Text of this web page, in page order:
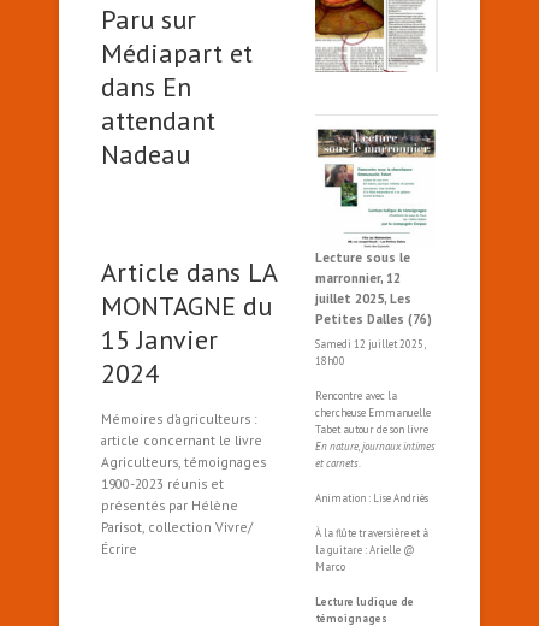
Paru sur
Médiapart et
dans En
attendant
Nadeau
Article dans LA
MONTAGNE du
15 Janvier
2024
Mémoires d’agriculteurs :
article concernant le livre
Agriculteurs, témoignages
1900-2023 réunis et
présentés par Hélène
Parisot, collection Vivre/
Écrire
Lecture sous le
marronnier, 12
juillet 2025, Les
Petites Dalles (76)
Samedi 12 juillet 2025,
18h00
Rencontre avec la
chercheuse Emmanuelle
Tabet autour de son livre
En nature, journaux intimes
et carnets
Animation : Lise Andriès
À la flûte traversière et à
la guitare : Arielle @
Marco
Lecture ludique de
témoignages